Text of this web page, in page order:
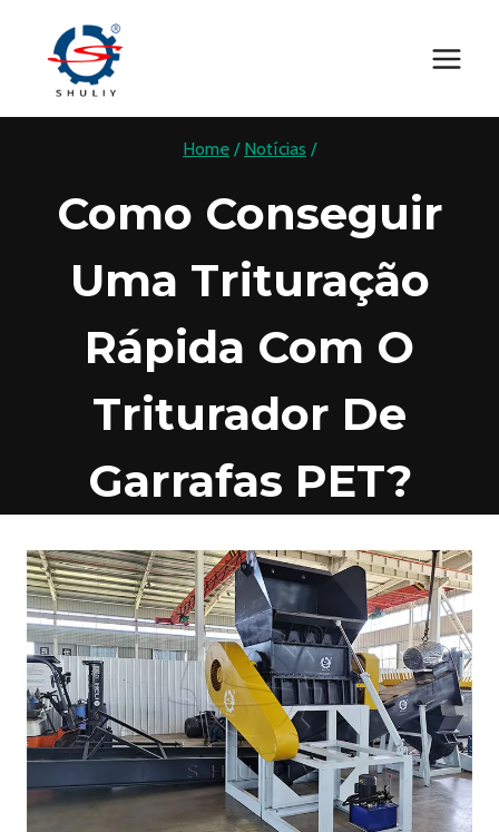
content
Home / Notícias /
Como Conseguir
Uma Trituração
Rápida Com O
Triturador De
Garrafas PET?